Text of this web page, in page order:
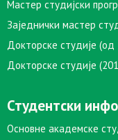
Мастер студијски
Заједнички мастер
Докторске студије (од
Докторске студије
Студентски инфо
Основне академске